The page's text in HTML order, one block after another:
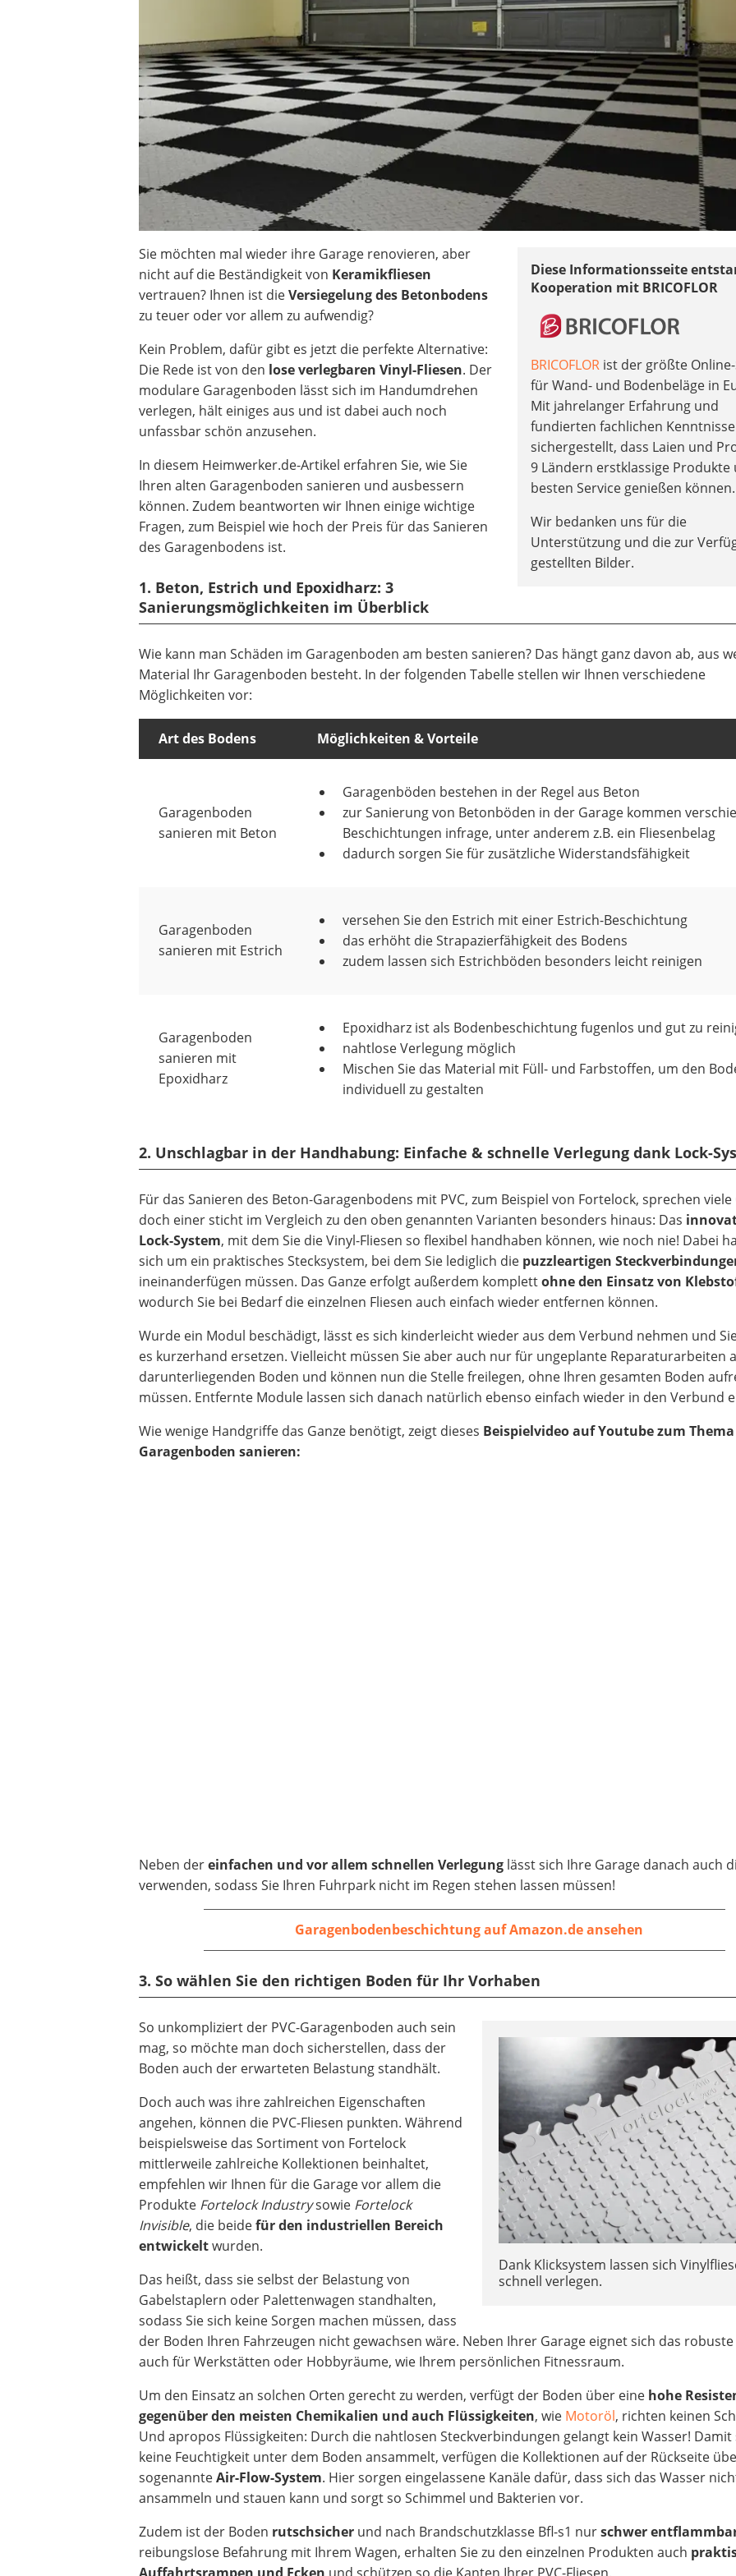
Paketbriefkasten
Fensterkontaktschalter
Video-Türsprechanlage
Diese Informationsseite
Kooperation mit BRICOFLOR
BRICOFLOR ist der größte
für Wand- und Bodenbeläge in
Mit jahrelanger Erfahrung und
fundierten fachlichen
sichergestellt, dass Laien und
9 Ländern erstklassige Produkte
besten Service genießen können.
Wir bedanken uns für die
Unterstützung und die zur
gestellten Bilder.
Sie möchten mal wieder ihre Garage renovieren, aber
nicht auf die Beständigkeit von Keramikfliesen
vertrauen? Ihnen ist dieVersiegelung des Betonbodens
zu teuer oder vor allem zu aufwendig?
Kein Problem, dafür gibt es jetzt die perfekte Alternative:
Die Rede ist von den lose verlegbaren Vinyl-Fliesen. Der
modulare Garagenboden lässt sich im Handumdrehen
verlegen, hält einiges aus und ist dabei auch noch
unfassbar schön anzusehen.
In diesem Heimwerker.de-Artikel erfahren Sie, wie Sie
Ihren alten Garagenboden sanieren und ausbessern
können. Zudem beantworten wir Ihnen einige wichtige
Fragen, zum Beispiel wie hoch der Preis für das Sanieren
des Garagenbodens ist.
1. Beton, Estrich und Epoxidharz: 3
Sanierungsmöglichkeiten im Überblick
Wie kann man Schäden im Garagenboden am besten sanieren? Das hängt ganz davon ab, aus
Material Ihr Garagenboden besteht. In der folgenden Tabelle stellen wir Ihnen verschiedene
Möglichkeiten vor:
Art des Bodens Möglichkeiten & Vorteile
Garagenboden
sanieren mit Beton
Garagenböden bestehen in der Regel aus Beton
zur Sanierung von Betonböden in der Garage kommen
Beschichtungen infrage, unter anderem z.B. ein Fliesenbelag
dadurch sorgen Sie für zusätzliche Widerstandsfähigkeit
Garagenboden
sanieren mit Estrich
versehen Sie den Estrich mit einer Estrich-Beschichtung
das erhöht die Strapazierfähigkeit des Bodens
zudem lassen sich Estrichböden besonders leicht reinigen
Garagenboden
sanieren mit
Epoxidharz
Epoxidharz ist als Bodenbeschichtung fugenlos und gut zu
nahtlose Verlegung möglich
Mischen Sie das Material mit Füll- und Farbstoffen, um den
individuell zu gestalten
2. Unschlagbar in der Handhabung: Einfache & schnelle Verlegung dank Lock-
Für das Sanieren des Beton-Garagenbodens mit PVC, zum Beispiel von Fortelock, sprechen
doch einer sticht im Vergleich zu den oben genannten Varianten besonders hinaus: Das
Lock-System, mit dem Sie die Vinyl-Fliesen so flexibel handhaben können, wie noch nie! Dabei
sich um ein praktisches Stecksystem, bei dem Sie lediglich die puzzleartigen
ineinanderfügen müssen. Das Ganze erfolgt außerdem komplettohne den Einsatz von
wodurch Sie bei Bedarf die einzelnen Fliesen auch einfach wieder entfernen können.
Wurde ein Modul beschädigt, lässt es sich kinderleicht wieder aus dem Verbund nehmen und
es kurzerhand ersetzen. Vielleicht müssen Sie aber auch nur für ungeplante Reparaturarbeiten
darunterliegenden Boden und können nun die Stelle freilegen, ohne Ihren gesamten Boden
müssen. Entfernte Module lassen sich danach natürlich ebenso einfach wieder in den Verbund
Wie wenige Handgriffe das Ganze benötigt, zeigt dieses Beispielvideo auf Youtube zum Thema
Garagenboden sanieren:
Neben dereinfachen und vor allem schnellen Verlegung lässt sich Ihre Garage danach auch
verwenden, sodass Sie Ihren Fuhrpark nicht im Regen stehen lassen müssen!
Garagenbodenbeschichtung auf Amazon.de ansehen
3. So wählen Sie den richtigen Boden für Ihr Vorhaben
Dank Klicksystem lassen sich
schnell verlegen.
So unkompliziert der PVC-Garagenboden auch sein
mag, so möchte man doch sicherstellen, dass der
Boden auch der erwarteten Belastung standhält.
Doch auch was ihre zahlreichen Eigenschaften
angehen, können die PVC-Fliesen punkten. Während
beispielsweise das Sortiment von Fortelock
mittlerweile zahlreiche Kollektionen beinhaltet,
empfehlen wir Ihnen für die Garage vor allem die
Produkte Fortelock Industrysowie Fortelock
Invisible, die beidefür den industriellen Bereich
entwickeltwurden.
Das heißt, dass sie selbst der Belastung von
Gabelstaplern oder Palettenwagen standhalten,
sodass Sie sich keine Sorgen machen müssen, dass
der Boden Ihren Fahrzeugen nicht gewachsen wäre. Neben Ihrer Garage eignet sich das
auch für Werkstätten oder Hobbyräume, wie Ihrem persönlichen Fitnessraum.
Um den Einsatz an solchen Orten gerecht zu werden, verfügt der Boden über eine hohe
gegenüber den meisten Chemikalien und auch Flüssigkeiten, wie Motoröl, richten keinen
Und apropos Flüssigkeiten: Durch die nahtlosen Steckverbindungen gelangt kein Wasser! Damit
keine Feuchtigkeit unter dem Boden ansammelt, verfügen die Kollektionen auf der Rückseite
sogenannteAir-Flow-System. Hier sorgen eingelassene Kanäle dafür, dass sich das Wasser
ansammeln und stauen kann und sorgt so Schimmel und Bakterien vor.
Zudem ist der Boden rutschsicher und nach Brandschutzklasse Bfl-s1 nurschwer
reibungslose Befahrung mit Ihrem Wagen, erhalten Sie zu den einzelnen Produkten auch